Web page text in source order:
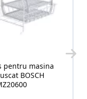
pentru masina
BOSCH